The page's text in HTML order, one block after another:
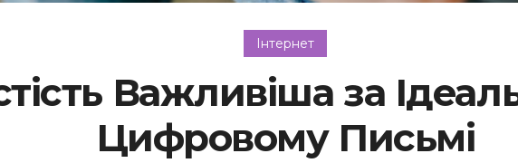
Інтернет
Важливіша за
Цифровому Письмі